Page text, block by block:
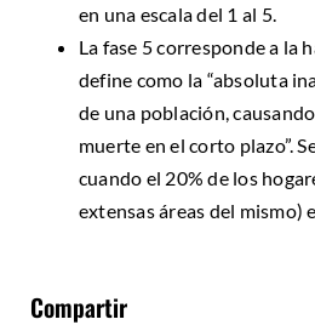
en una escala del 1 al 5.
La fase 5 corresponde a la
define como la “absoluta
de una población,
muerte en el corto plazo”.
cuando el 20% de los
extensas áreas del mismo)
Compartir